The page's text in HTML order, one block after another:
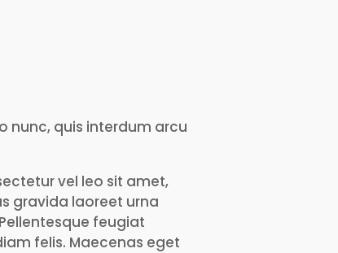
nunc, quis interdum arcu
vel leo sit amet,
gravida laoreet urna
feugiat
felis. Maecenas eget